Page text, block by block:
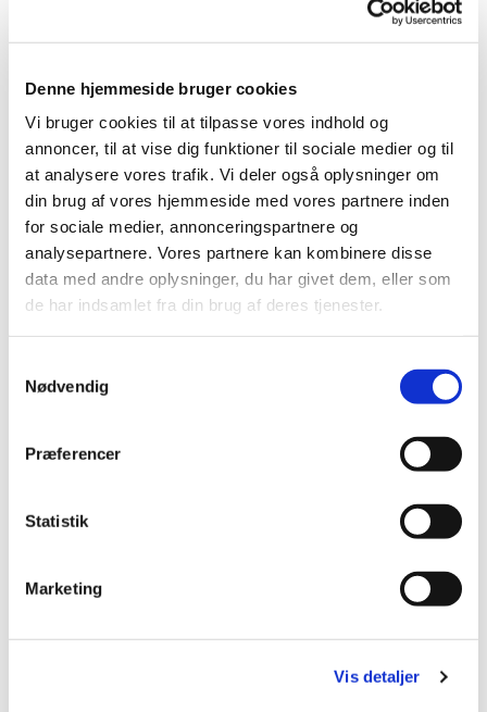
Denne hjemmeside bruger cookies
Vi bruger cookies til at tilpasse vores indhold og
annoncer, til at vise dig funktioner til sociale medier og til
at analysere vores trafik. Vi deler også oplysninger om
din brug af vores hjemmeside med vores partnere inden
for sociale medier, annonceringspartnere og
analysepartnere. Vores partnere kan kombinere disse
data med andre oplysninger, du har givet dem, eller som
de har indsamlet fra din brug af deres tjenester.
Nødvendig
Præferencer
Statistik
Marketing
Vis detaljer
Du vil måske også kunne lide...